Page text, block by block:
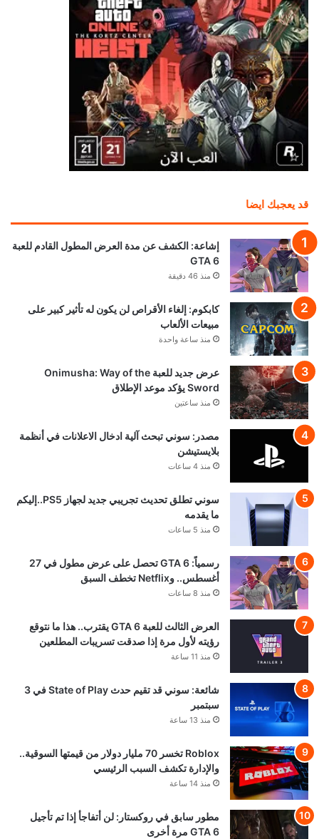
قد يعجبك ايضا
إشاعة: الكشف عن مدة العرض المطول القادم للعبة
GTA 6
منذ 46 دقيقة
كابكوم: إلغاء الأقراص لن يكون له تأثير كبير على
مبيعات الألعاب
منذ ساعة واحدة
عرض جديد للعبة Onimusha: Way of the
Sword يؤكد موعد الإطلاق
منذ ساعتين
مصدر: سوني تبحث آلية ادخال الاعلانات في أنظمة
بلايستيشن
منذ 4 ساعات
سوني تطلق تحديث تجريبي جديد لجهاز PS5..إليكم
ما يقدمه
منذ 5 ساعات
رسمياً: GTA 6 تحصل على عرض مطول في 27
أغسطس.. وNetflix تخطف السبق
منذ 8 ساعات
العرض الثالث للعبة GTA 6 يقترب.. هذا ما نتوقع
رؤيته لأول مرة إذا صدقت تسريبات المطلعين
منذ 11 ساعة
شائعة: سوني قد تقيم حدث State of Play في 3
سبتمبر
منذ 13 ساعة
Roblox تخسر 70 مليار دولار من قيمتها السوقية..
والإدارة تكشف السبب الرئيسي
منذ 14 ساعة
مطور سابق في روكستار: لن أتفاجأ إذا تم تأجيل
GTA 6 مرة أخرى